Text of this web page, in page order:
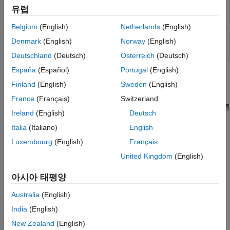
swapbytes 바이트 순서 맞바꾸기
도움말 항목
비트별 연산
여기에서는 MATLAB®에서 비트별 연산을 사용하여 숫자의 비트를
조작하는 방법을 보여줍니다.
순환 중복 검사 수행하기
이 페이지가 얼마나 도움이 되었습니까?
유럽
Belgium (English)
Denmark (English)
Deutschland (Deutsch)
España (Español)
Finland (English)
France (Français)
Ireland (English)
Italia (Italiano)
Luxembourg (English)
Netherlands(English)
Norway(English)
Österreich (Deutsch)
Portugal(English)
Sweden (English)
Switzerland
Deutsch
English
Français
United Kingdom (English)
아시아 태평양
Australia (English)
India (English)
New Zealand (English)